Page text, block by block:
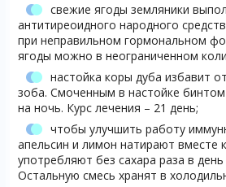
свежие ягоды земляники
антитиреоидного народного
при неправильном гормональном
ягоды можно в неограниченном
настойка коры дуба избавит
зоба. Смоченным в настойке
на ночь. Курс лечения – 21 день;
чтобы улучшить работу
апельсин и лимон натирают вместе
употребляют без сахара раза в
Остальную смесь хранят в